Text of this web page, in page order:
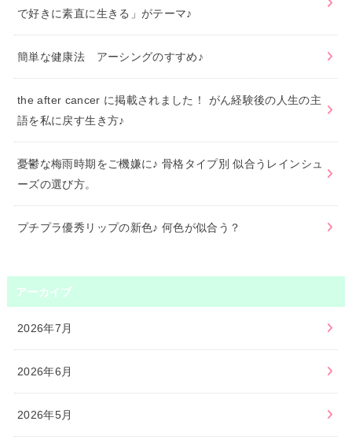
で好きに素直に生きる」がテーマ♪
簡単な健康法 アーシングのすすめ♪
the after cancer に掲載されました！ がん経験後の人生の主
語を私に戻す生き方♪
憂鬱な梅雨時期をご機嫌に♪ 骨格タイプ別 似合うレインシュ
ーズの選び方。
プチプラ優秀リップの新色♪ 何色が似合う？
アーカイブ
2026年7月
2026年6月
2026年5月